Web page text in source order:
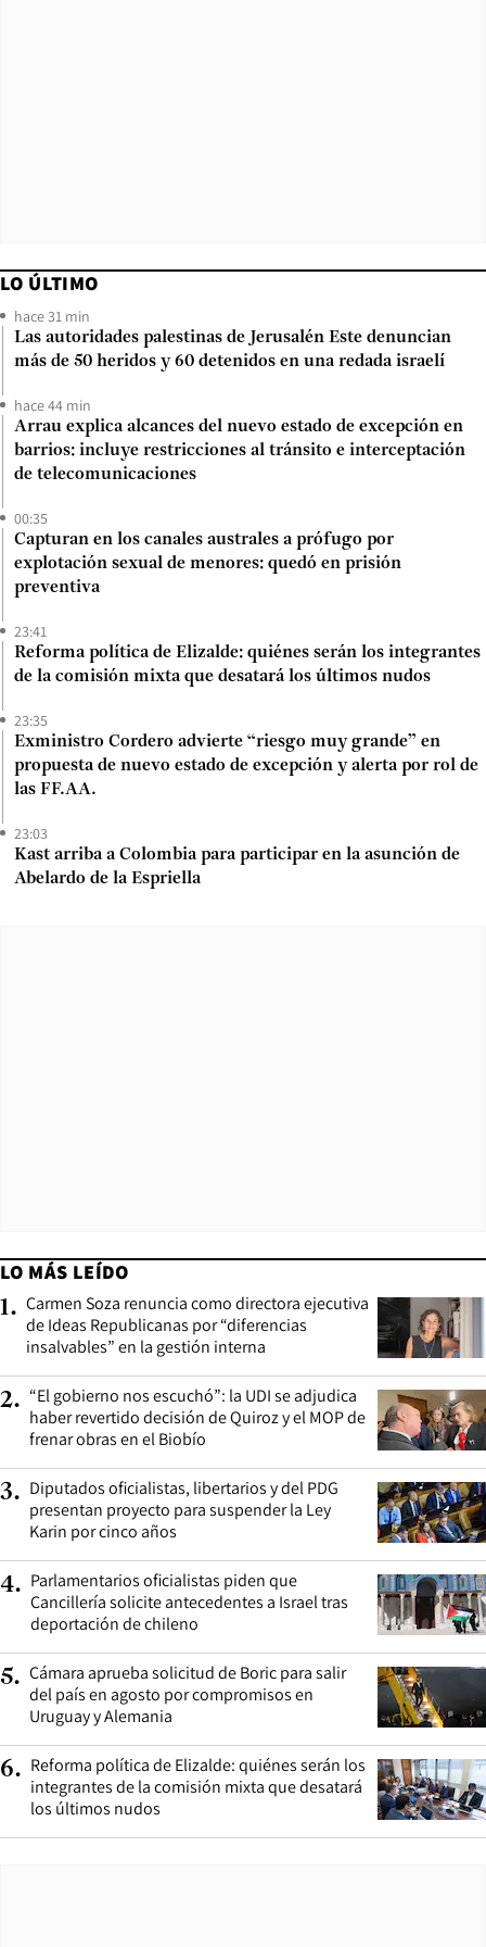
LO ÚLTIMO
hace 31 min
Las autoridades palestinas de Jerusalén Este denuncian
más de 50 heridos y 60 detenidos en una redada israelí
hace 44 min
Arrau explica alcances del nuevo estado de excepción en
barrios: incluye restricciones al tránsito e interceptación
de telecomunicaciones
00:35
Capturan en los canales australes a prófugo por
explotación sexual de menores: quedó en prisión
preventiva
23:41
Reforma política de Elizalde: quiénes serán los integrantes
de la comisión mixta que desatará los últimos nudos
23:35
Exministro Cordero advierte “riesgo muy grande” en
propuesta de nuevo estado de excepción y alerta por rol de
las FF.AA.
23:03
Kast arriba a Colombia para participar en la asunción de
Abelardo de la Espriella
LO MÁS LEÍDO
1. Carmen Soza renuncia como directora ejecutiva
de Ideas Republicanas por “diferencias
insalvables” en la gestión interna
2. “El gobierno nos escuchó”: la UDI se adjudica
haber revertido decisión de Quiroz y el MOP de
frenar obras en el Biobío
3. Diputados oficialistas, libertarios y del PDG
presentan proyecto para suspender la Ley
Karin por cinco años
4. Parlamentarios oficialistas piden que
Cancillería solicite antecedentes a Israel tras
deportación de chileno
5. Cámara aprueba solicitud de Boric para salir
del país en agosto por compromisos en
Uruguay y Alemania
6. Reforma política de Elizalde: quiénes serán los
integrantes de la comisión mixta que desatará
los últimos nudos